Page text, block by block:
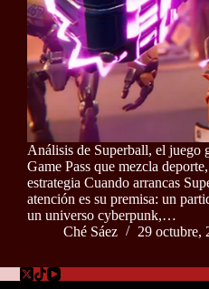
Análisis de Superball, el juego
Game Pass que mezcla
estrategia Cuando arrancas
atención es su premisa: un
un universo cyberpunk,…
Ché Sáez
29 octubre,